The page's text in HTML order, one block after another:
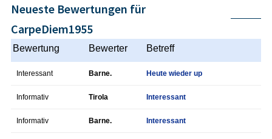
Neueste Bewertungen für
CarpeDiem1955
Bewertung Bewerter Betreff
Interessant Barne. Heute wieder up
Informativ Tirola Interessant
Informativ Barne. Interessant